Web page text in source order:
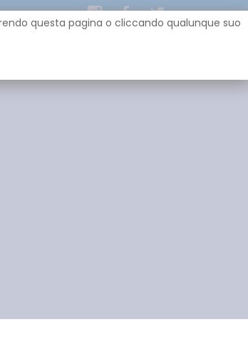
questa pagina o cliccando qualunque suo